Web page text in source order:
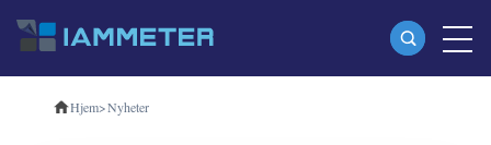
Produkter
Hjem>Nyheter